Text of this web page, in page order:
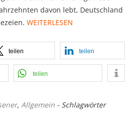
davon lebt, Deutschland
WEITERLESEN
teilen teilen
teilen
, Allgemein - Schlagwörter